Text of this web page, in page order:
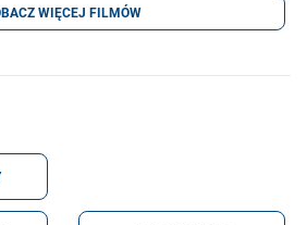
WIĘCEJ FILMÓW